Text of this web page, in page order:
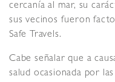
cercanía al mar, su
sus vecinos fueron
Safe Travels.
Cabe señalar que a
salud ocasionada por